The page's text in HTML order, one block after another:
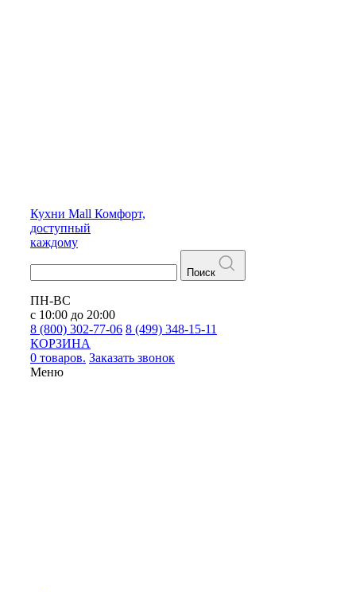
Кухни Mall Комфорт,
доступный
каждому
Поиск
ПН-ВС
с 10:00 до 20:00
8 (800) 302-77-06 8 (499) 348-15-11
КОРЗИНА
0 товаров. Заказать звонок
Меню